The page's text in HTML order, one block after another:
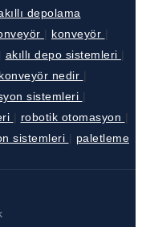
depolama
| konveyör |
akıllı depo sistemleri |
konveyör nedir |
sistemleri |
| robotik otomasyon |
sistemleri | paletleme